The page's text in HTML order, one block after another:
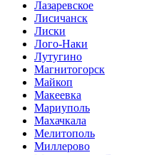
Лазаревское
Лисичанск
Лиски
Лого-Наки
Лутугино
Магнитогорск
Майкоп
Макеевка
Мариуполь
Махачкала
Мелитополь
Миллерово